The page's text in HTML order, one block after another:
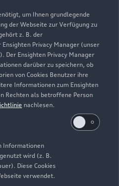
um Ihnen grundlegende
der Webseite zur Verfügung zu
z. B. der
Privacy Manager (unser
Der Ensighten Privacy Manager
darüber zu speichern, ob
von Cookies Benutzer ihre
Informationen zum Ensighten
Rechten als betroffene Person
nachlesen.
Informationen
wird (z. B.
Diese Cookies
verwendet.
Zurück nach oben